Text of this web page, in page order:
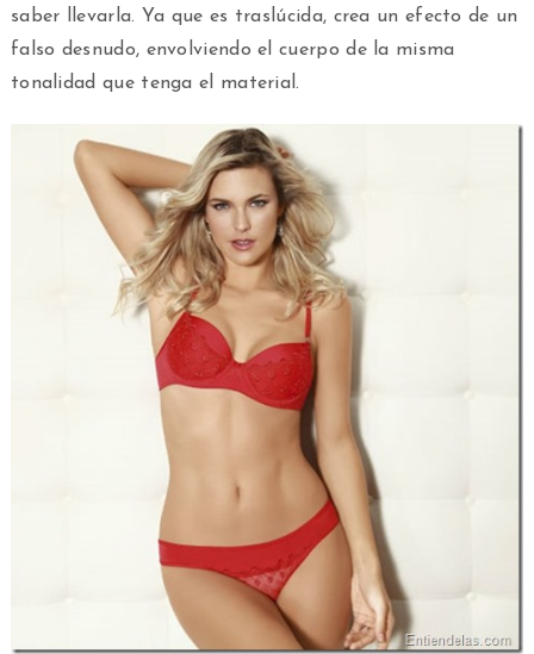
saber llevarla. Ya que es traslúcida, crea un efecto de un
falso desnudo, envolviendo el cuerpo de la misma
tonalidad que tenga el material.